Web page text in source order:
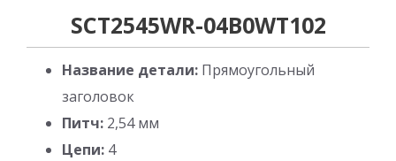
SCT2545WR-04B0WT102
Название детали: Прямоугольный
заголовок
Питч: 2,54 мм
Цепи: 4